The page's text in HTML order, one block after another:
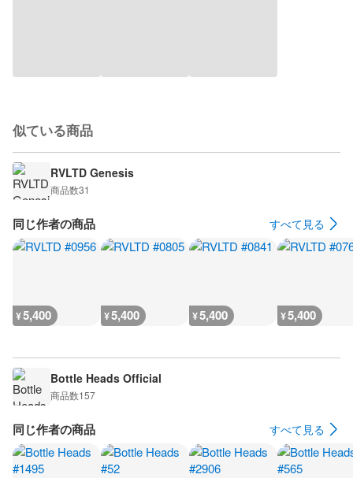
似ている商品
RVLTD Genesis
商品数31
同じ作者の商品 すべて見る
¥5,400 ¥5,400 ¥5,400 ¥5,400
Bottle Heads Official
商品数157
同じ作者の商品 すべて見る